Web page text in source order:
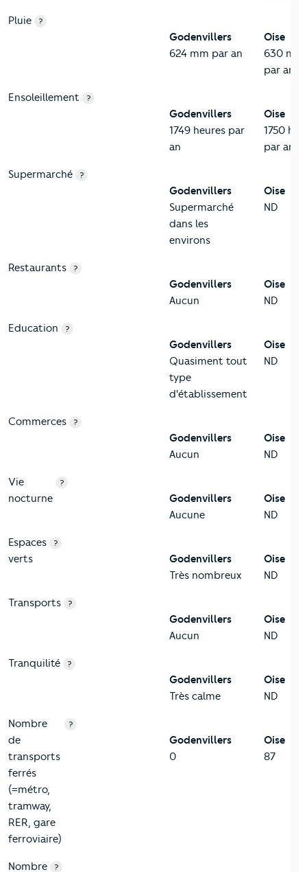
Pluie ?
Godenvillers
624 mm par an
Oise
630 mm
par an
Ensoleillement ?
Godenvillers
1749 heures par
an
Oise
1750
par an
Supermarché ?
Godenvillers
Supermarché
dans les
environs
Oise
ND
Restaurants ?
Godenvillers
Aucun
Oise
ND
Education ?
Godenvillers
Quasiment tout
type
d'établissement
Oise
ND
Commerces ?
Godenvillers
Aucun
Oise
ND
Vie
nocturne
?
Godenvillers
Aucune
Oise
ND
Espaces
verts
?
Godenvillers
Très nombreux
Oise
ND
Transports ?
Godenvillers
Aucun
Oise
ND
Tranquilité ?
Godenvillers
Très calme
Oise
ND
Nombre
de
transports
ferrés
(=métro,
tramway,
RER, gare
ferroviaire)
?
Godenvillers
0
Oise
87
Nombre ?